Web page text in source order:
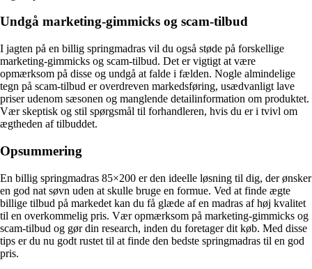
Undgå marketing-gimmicks og scam-tilbud
I jagten på en billig springmadras vil du også støde på forskellige
marketing-gimmicks og scam-tilbud. Det er vigtigt at være
opmærksom på disse og undgå at falde i fælden. Nogle almindelige
tegn på scam-tilbud er overdreven markedsføring, usædvanligt lave
priser udenom sæsonen og manglende detailinformation om produktet.
Vær skeptisk og stil spørgsmål til forhandleren, hvis du er i tvivl om
ægtheden af tilbuddet.
Opsummering
En billig springmadras 85×200 er den ideelle løsning til dig, der ønsker
en god nat søvn uden at skulle bruge en formue. Ved at finde ægte
billige tilbud på markedet kan du få glæde af en madras af høj kvalitet
til en overkommelig pris. Vær opmærksom på marketing-gimmicks og
scam-tilbud og gør din research, inden du foretager dit køb. Med disse
tips er du nu godt rustet til at finde den bedste springmadras til en god
pris.